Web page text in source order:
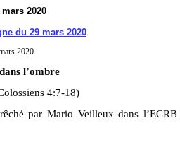
2020
du 29 mars 2020
2020
l’ombre
4:7-18)
par Mario Veilleux dans